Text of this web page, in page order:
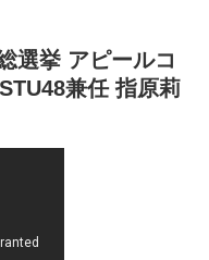
選挙 アピールコ
兼任 指原莉